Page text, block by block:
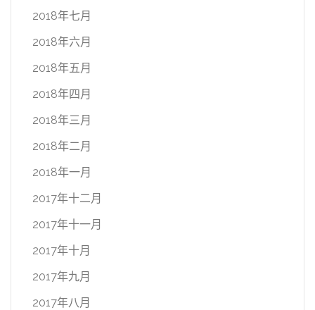
2018年七月
2018年六月
2018年五月
2018年四月
2018年三月
2018年二月
2018年一月
2017年十二月
2017年十一月
2017年十月
2017年九月
2017年八月